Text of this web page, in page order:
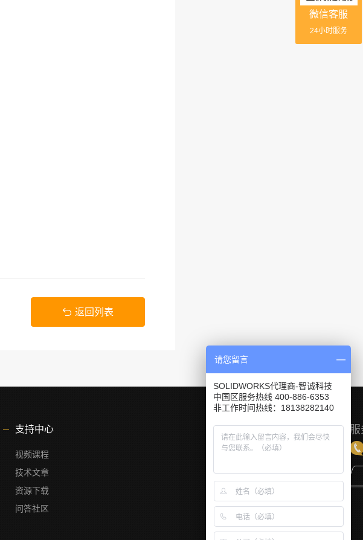
返回列表
微信客服
24小时服务
支持中心
视频课程
技术文章
资源下载
问答社区
请您留言
SOLIDWORKS代理商-智诚科技
中国区服务热线 400-886-6353
非工作时间热线：18138282140